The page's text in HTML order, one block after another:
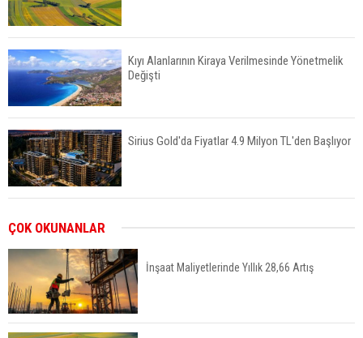
Kıyı Alanlarının Kiraya Verilmesinde Yönetmelik
Değişti
Sirius Gold'da Fiyatlar 4.9 Milyon TL'den Başlıyor
Geleceğin Ofisleri Nasıl Olacak?
ÇOK OKUNANLAR
İnşaat Maliyetlerinde Yıllık 28,66 Artış